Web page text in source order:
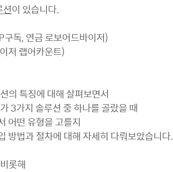
션이 있습니다.
독, 연금 로보어드바이저)
저 랩어카운트)
의 특징에 대해 살펴보면서
3가지 솔루션 중 하나를 골랐을 때
어떤 유형을고를지
방법과 절차에 대해 자세히 다뤄보았습니다.
롯해